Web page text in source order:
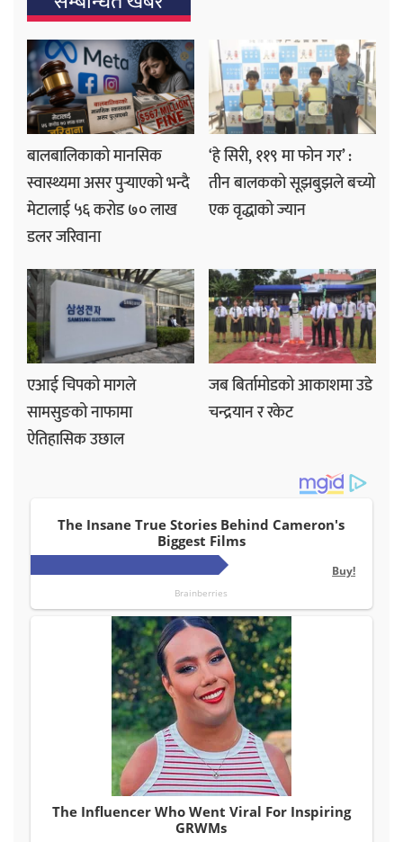
बालबालिकाको मानसिक
स्वास्थ्यमा असर पुर्‍याएको भन्दै
मेटालाई ५६ करोड ७० लाख
डलर जरिवाना
‘हे सिरी, ११९ मा फोन गर’ :
तीन बालकको सूझबुझले बच्यो
एक वृद्धाको ज्यान
एआई चिपको मागले
सामसुङको नाफामा
ऐतिहासिक उछाल
जब बिर्तामोडको आकाशमा उडे
चन्द्रयान र रकेट